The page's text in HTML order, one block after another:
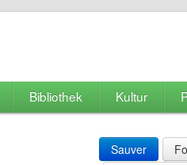
Bibliothek Kultur
Sauver